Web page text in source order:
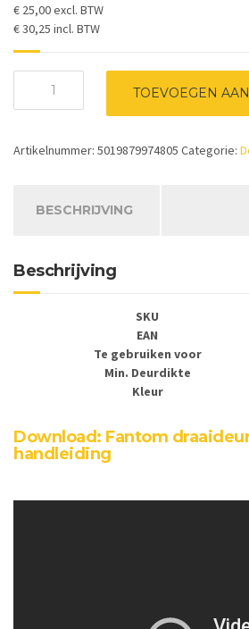
€ 25,00 excl. BTW
€ 30,25 incl. BTW
Fantom
-
TOEVOEGEN
Artikelnummer: 5019879974805 Categorie:
BESCHRIJVING
Beschrijving
SKU
EAN
Te gebruiken voor
Min. Deurdikte
Kleur
Download: Fantom
handleiding